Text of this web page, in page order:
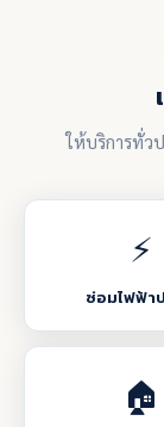
ให้บริการทั่ว
⚡
ซ่อมไฟฟ้า
🏠